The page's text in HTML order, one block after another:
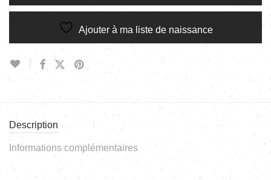
Ajouter à ma liste de naissance
Description
Informations complémentaires